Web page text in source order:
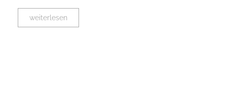
weiterlesen